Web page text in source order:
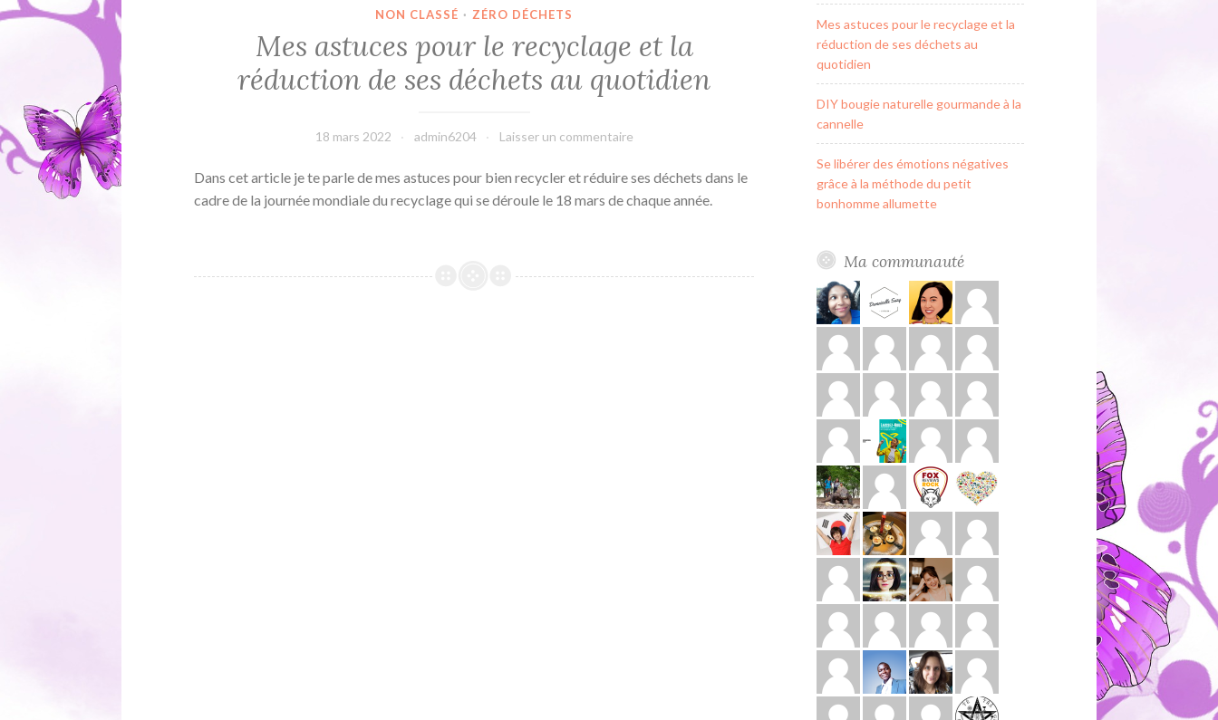
NON CLASSÉ · ZÉRO DÉCHETS
Mes astuces pour le recyclage et la
réduction de ses déchets au quotidien
18 mars 2022 admin6204 Laisser un commentaire
Dans cet article je te parle de mes astuces pour bien recycler et réduire ses déchets dans le
cadre de la journée mondiale du recyclage qui se déroule le 18 mars de chaque année.
Mes astuces pour le recyclage et la
réduction de ses déchets au
quotidien
DIY bougie naturelle gourmande à la
cannelle
Se libérer des émotions négatives
grâce à la méthode du petit
bonhomme allumette
Ma communauté